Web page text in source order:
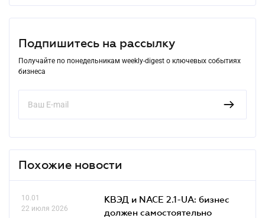
Подпишитесь на рассылку
Получайте по понедельникам weekly-digest о ключевых событиях
бизнеса
Похожие новости
10.01
22 июля 2026
КВЭД и NACE 2.1-UA: бизнес
должен самостоятельно